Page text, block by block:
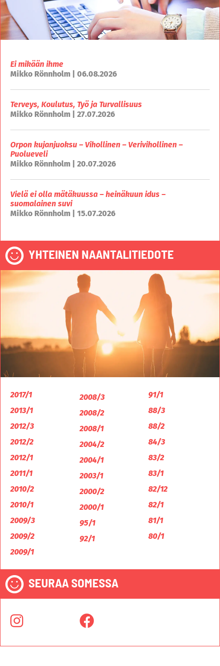
Ei mikään ihme
Mikko Rönnholm | 06.08.2026
Terveys, Koulutus, Työ ja Turvallisuus
Mikko Rönnholm | 27.07.2026
Orpon kujanjuoksu – Vihollinen – Verivihollinen –
Puolueveli
Mikko Rönnholm | 20.07.2026
Vielä ei olla mätäkuussa – heinäkuun idus –
suomalainen suvi
Mikko Rönnholm | 15.07.2026
YHTEINEN NAANTALITIEDOTE
2017/1
2013/1
2012/3
2012/2
2012/1
2011/1
2010/2
2010/1
2009/3
2009/2
2009/1
2008/3
2008/2
2008/1
2004/2
2004/1
2003/1
2000/2
2000/1
95/1
92/1
91/1
88/3
88/2
84/3
83/2
83/1
82/12
82/1
81/1
80/1
SEURAA SOMESSA